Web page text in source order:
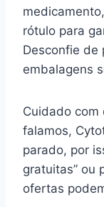
rótulo para
Desconfie de
embalagens
Cuidado com
falamos,
parado, por
gratuitas” ou
ofertas